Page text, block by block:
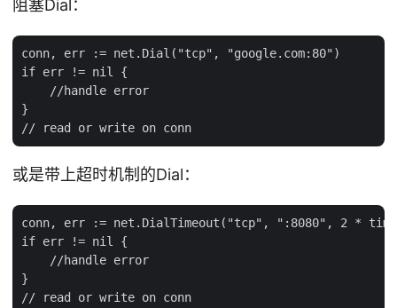
阻塞Dial：
conn, err := net.Dial("tcp", "google.com:80")
if err != nil {
    //handle error
}
或是带上超时机制的Dial：
conn, err := net.DialTimeout("tcp", ":8080", 2 *
if err != nil {
    //handle error
}